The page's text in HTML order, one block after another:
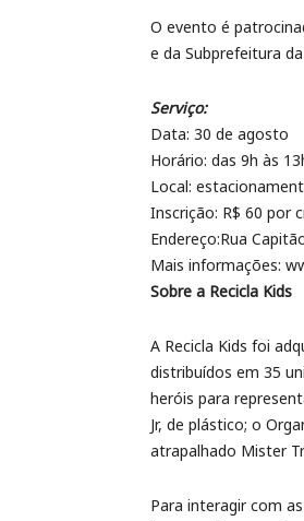
O evento é
e da Subprefeitura
Serviço:
Data: 30 de agosto
Horário: das 9h às
Local:
Inscrição: R$ 60 por
Endereço:Rua
Mais informações:
Sobre a Recicla Kids
A Recicla Kids foi
distribuídos em 35
heróis para
Jr, de plástico; o
atrapalhado Mister
Para interagir com